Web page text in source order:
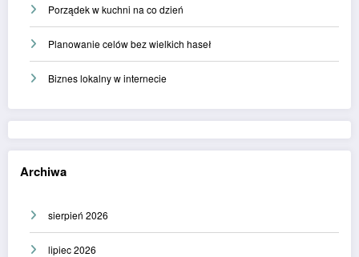
Porządek w kuchni na co dzień
Planowanie celów bez wielkich haseł
Biznes lokalny w internecie
Archiwa
sierpień 2026
lipiec 2026